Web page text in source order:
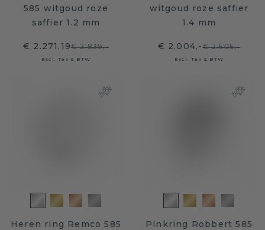
585 witgoud roze
saffier 1.2 mm
€ 2.271,19€ 2.839,-
Excl. Tax & BTW
witgoud roze saffier
1.4 mm
€ 2.004,-€ 2.505,-
Excl. Tax & BTW
Heren ring Remco 585
Pinkring Robbert 585